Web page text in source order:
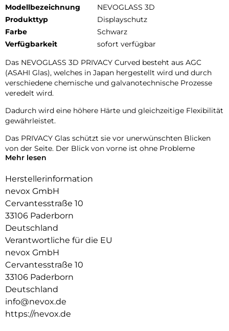
Modellbezeichnung
NEVOGLASS 3D
Produkttyp
Displayschutz
Farbe
Schwarz
Verfügbarkeit
sofort verfügbar
Das NEVOGLASS 3D PRIVACY Curved besteht aus AGC
(ASAHI Glas), welches in Japan hergestellt wird und durch
verschiedene chemische und galvanotechnische Prozesse
veredelt wird.
Dadurch wird eine höhere Härte und gleichzeitige Flexibilität
gewährleistet.
Das PRIVACY Glas schützt sie vor unerwünschten Blicken
von der Seite. Der Blick von vorne ist ohne Probleme
möglich, gleichzeitig wird der Blick von der Seite
Das NEVOGLASS 3D ist an den Kanten gewölbt und passt
sich somit dem Display an, wodurch eine bessere Haptik
erzielt.
Durch die Umformungen wird das komplette Display
Mehr lesen
Herstellerinformation
nevox GmbH
Cervantesstraße 10
33106 Paderborn
Deutschland
Verantwortliche für die EU
nevox GmbH
Cervantesstraße 10
33106 Paderborn
Deutschland
info@nevox.de
https://nevox.de